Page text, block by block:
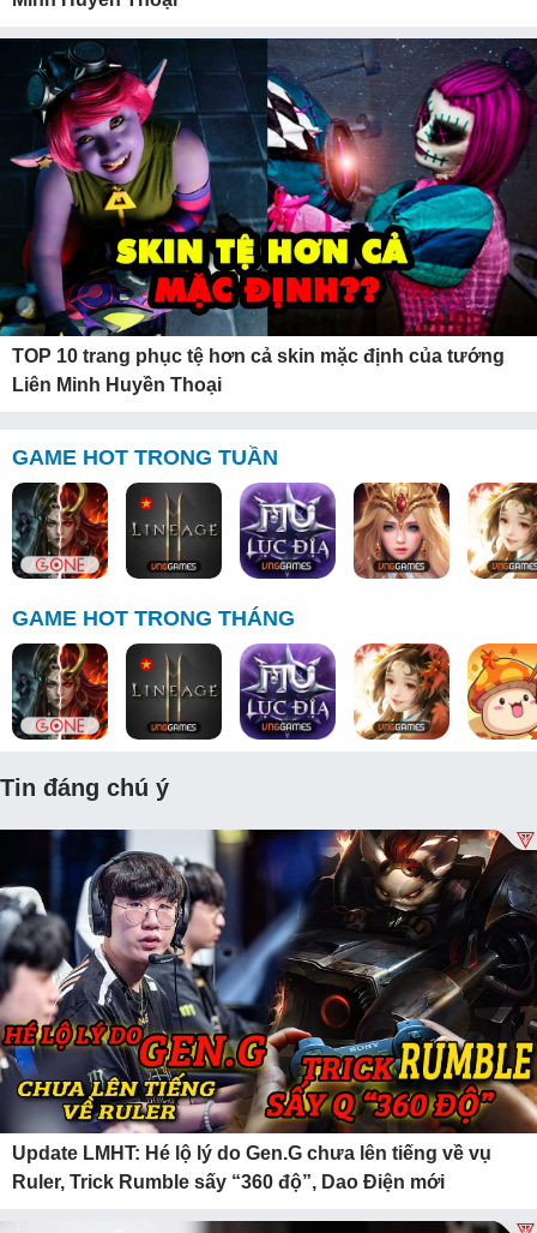
TOP 10 trang phục tệ hơn cả skin mặc định của tướng
Liên Minh Huyền Thoại
GAME HOT TRONG TUẦN
GAME HOT TRONG THÁNG
Tin đáng chú ý
Update LMHT: Hé lộ lý do Gen.G chưa lên tiếng về vụ
Ruler, Trick Rumble sấy “360 độ”, Dao Điện mới